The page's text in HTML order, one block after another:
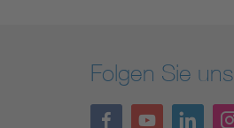
Folgen Sie uns